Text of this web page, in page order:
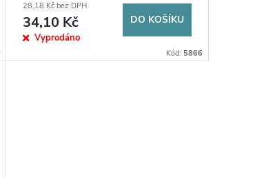
28,18 Kč bez DPH
34,10 Kč
Vyprodáno
DO KOŠÍKU
Kód: 5866